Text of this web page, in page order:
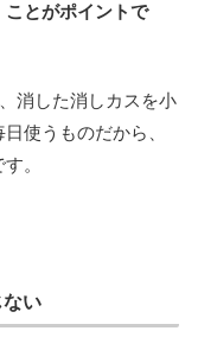
ことがポイントで
消した消しカスを小
使うものだから、
。
い